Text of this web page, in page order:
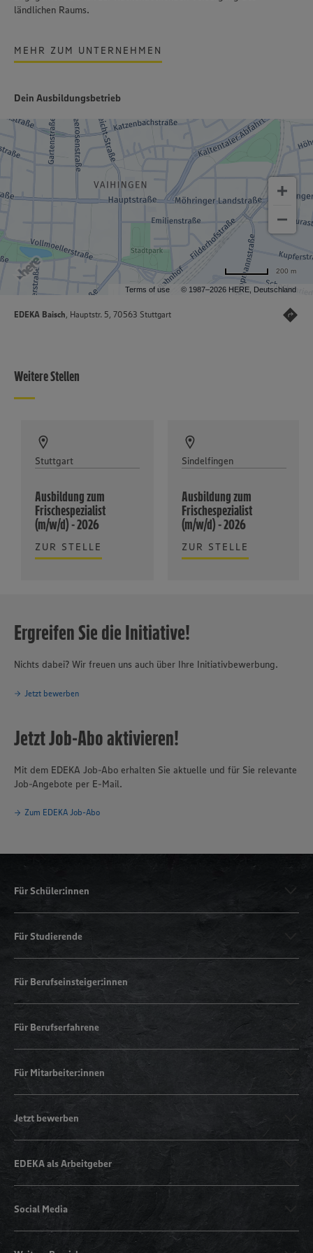
ländlichen Raums.
MEHR ZUM UNTERNEHMEN
Dein Ausbildungsbetrieb
Terms of use © 1987–2026 HERE, Deutschland
200 m
EDEKA Baisch, Hauptstr. 5, 70563 Stuttgart
Weitere Stellen
Stuttgart
Ausbildung zum
Frischespezialist
(m/w/d) - 2026
ZUR STELLE
Sindelfingen
Ausbildung zum
Frischespezialist
(m/w/d) - 2026
ZUR STELLE
Ergreifen Sie die Initiative!
Nichts dabei? Wir freuen uns auch über Ihre Initiativbewerbung.
Jetzt bewerben
Jetzt Job-Abo aktivieren!
Mit dem EDEKA Job-Abo erhalten Sie aktuelle und für Sie relevante
Job-Angebote per E-Mail.
Zum EDEKA Job-Abo
Für Schüler:innen
Für Studierende
Für Berufseinsteiger:innen
Für Berufserfahrene
Für Mitarbeiter:innen
Jetzt bewerben
EDEKA als Arbeitgeber
Social Media